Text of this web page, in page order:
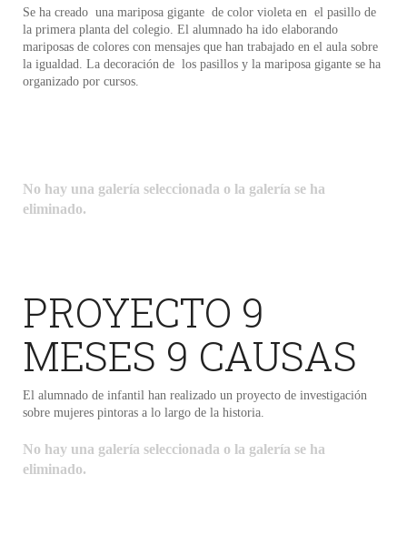
Se ha creado una mariposa gigante de color violeta en el pasillo de
la primera planta del colegio. El alumnado ha ido elaborando
mariposas de colores con mensajes que han trabajado en el aula sobre
la igualdad. La decoración de los pasillos y la mariposa gigante se ha
organizado por cursos.
No hay una galería seleccionada o la galería se ha
eliminado.
PROYECTO 9
MESES 9 CAUSAS
El alumnado de infantil han realizado un proyecto de investigación
sobre mujeres pintoras a lo largo de la historia.
No hay una galería seleccionada o la galería se ha
eliminado.